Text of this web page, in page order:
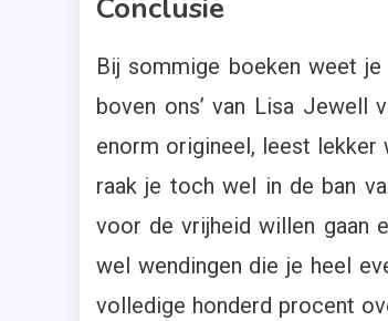
Conclusie
Bij sommige boeken weet je
boven ons’ van Lisa Jewell
enorm origineel, leest
raak je toch wel in de ban
voor de vrijheid willen gaan
wel wendingen die je heel
volledige honderd procent